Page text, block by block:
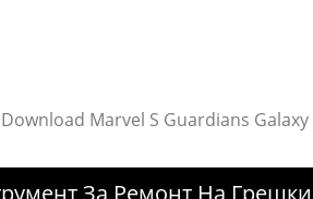
Marvel S Guardians Galaxy
За Ремонт На Грешки